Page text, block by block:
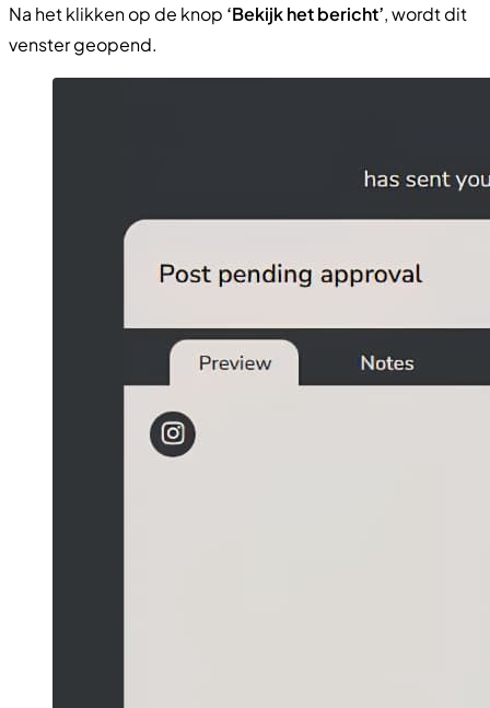
Na het klikken op de knop ‘Bekijk het bericht’, wordt dit
venster geopend.